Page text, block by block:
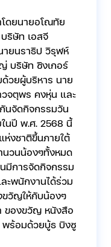
ดยนายอโณทัย
ริษัท เอสจี
ยนราธิป วิรุฬห์
บริษัท ซิงเกอร์
ด้วยผู้บริหาร นาย
จตุพร คงหุ่น และ
นจัดกิจกรรมวัน
ในปี พ.ศ. 2568 นี้
ห่งชาติขึ้นภายใต้
นวนน้องๆทั้งหมด
มีการจัดกิจกรรม
ะพนักงานได้ร่วม
วัญให้กับน้องๆ
ของขวัญ หนังสือ
พร้อมด้วยบู้ธ บิงซู